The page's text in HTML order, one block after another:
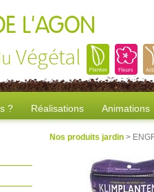
L'AGON
Végétal
? Réalisations Animations
Nos produits jardin >